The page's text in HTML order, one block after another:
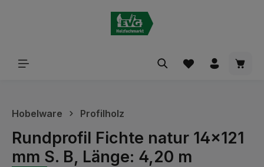
Hobelware Profilholz
Rundprofil Fichte natur 14x121
mm S. B, Länge: 4,20 m